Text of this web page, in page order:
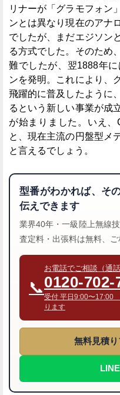
リナーが「グラモフォン
ンとは異なり現在のアナ
でしたが、まだエジソン
る方式でした。そのため
難でしたが、翌1888年
ンを発明。これにより、
飛躍的に普及したように
るという新しい事業が成
が始まりました。いえ
と、現在主流の円盤型メ
と言えるでしょう。
型番がわかれば、そ
伝えできます
業界40年・一級陸上無線
査定料・出張料は無料、ご
📞
お電話でご相談（通話
0120-702-
受付 平日9:00〜17:00
ります
無料見積り